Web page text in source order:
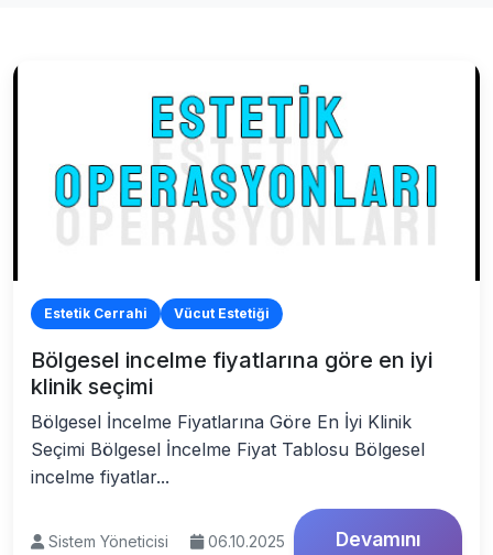
Estetik Cerrahi Vücut Estetiği
Bölgesel incelme fiyatlarına göre en iyi
klinik seçimi
Bölgesel İncelme Fiyatlarına Göre En İyi Klinik
Seçimi Bölgesel İncelme Fiyat Tablosu Bölgesel
incelme fiyatlar...
Sistem Yöneticisi
06.10.2025
Devamını